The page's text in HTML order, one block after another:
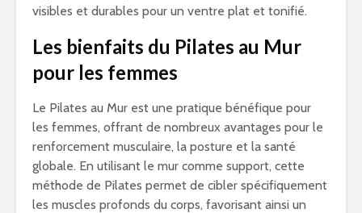
visibles et durables pour un ventre plat et tonifié.
Les bienfaits du Pilates au Mur
pour les femmes
Le Pilates au Mur est une pratique bénéfique pour
les femmes, offrant de nombreux avantages pour le
renforcement musculaire, la posture et la santé
globale. En utilisant le mur comme support, cette
méthode de Pilates permet de cibler spécifiquement
les muscles profonds du corps, favorisant ainsi un